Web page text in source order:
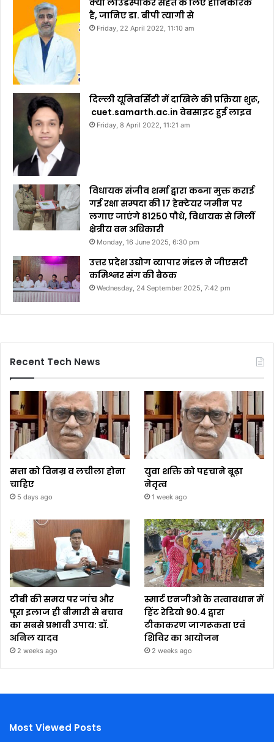
क्या लाउडस्पीकर सेहत के लिए हानिकारक
है, जानिए डा. बीपी त्यागी से
Friday, 22 April 2022, 11:10 am
दिल्ली यूनिवर्सिटी में दाखिले की प्रक्रिया शुरू,
cuet.samarth.ac.in वेबसाइट हुई लाइव
Friday, 8 April 2022, 11:21 am
विधायक संजीव शर्मा द्वारा कब्जा मुक्त कराई
गई रक्षा सम्पदा की 17 हेक्टेयर जमीन पर
लगाए जाएंगे 81250 पौधे, विधायक से मिलीं
क्षेत्रीय वन अधिकारी
Monday, 16 June 2025, 6:30 pm
उत्तर प्रदेश उद्योग व्यापार मंडल ने जीएसटी
कमिश्नर संग की बैठक
Wednesday, 24 September 2025, 7:42 pm
Recent Tech News
सत्ता को विनम्र व लचीला होना
चाहिए
5 days ago
युवा शक्ति को पहचाने बूढ़ा
नेतृत्व
1 week ago
टीबी की समय पर जांच और
पूरा इलाज ही बीमारी से बचाव
का सबसे प्रभावी उपाय: डॉ.
अनिल यादव
2 weeks ago
स्मार्ट एनजीओ के तत्वावधान में
हिंट रेडियो 90.4 द्वारा
टीकाकरण जागरूकता एवं
शिविर का आयोजन
2 weeks ago
Most Viewed Posts